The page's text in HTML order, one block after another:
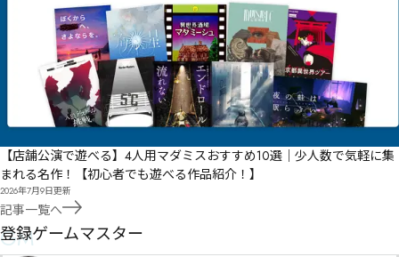
【店舗公演で遊べる】4人用マダミスおすすめ10選｜少人数で気軽に集
まれる名作！【初心者でも遊べる作品紹介！】
2026年7月9日更新
記事一覧へ
GM
登録ゲームマスター